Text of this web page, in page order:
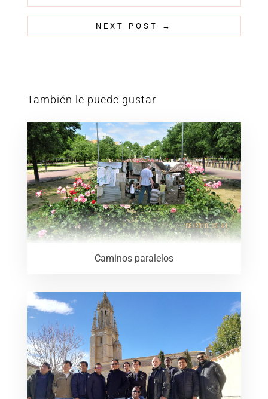
NEXT POST →
También le puede gustar
Caminos paralelos